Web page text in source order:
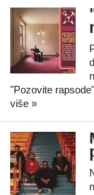
"Pozovite
više »